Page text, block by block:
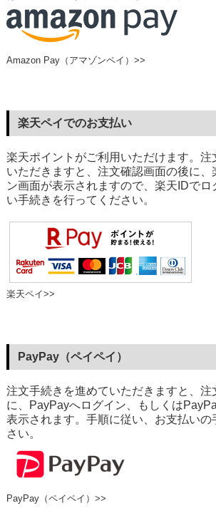
Amazon Pay（アマゾンペイ）>>
楽天ペイでのお支払い
楽天ポイントがご利用いただけます。注
いただきますと、注文確認画面の後に、
ン画面が表示されますので、楽天IDで
い手続きを行ってください。
楽天ペイ>>
PayPay（ペイペイ）
注文手続きを進めていただきますと、注
に、PayPayへログイン、もしくは
表示されます。手順に従い、お支払いの
さい。
PayPay（ペイペイ）>>